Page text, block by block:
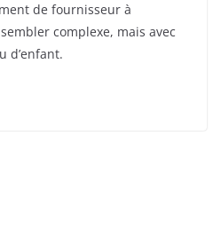
de fournisseur à
complexe, mais avec
d’enfant.